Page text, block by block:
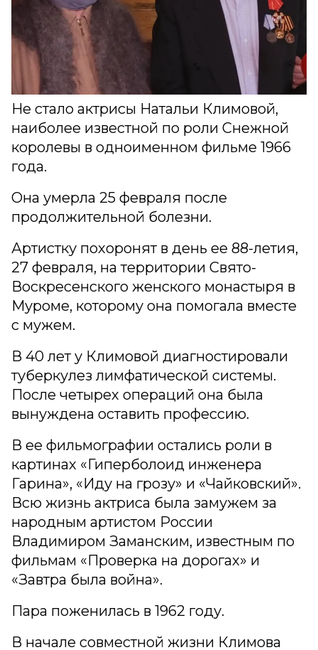
Не стало актрисы Натальи Климовой,
наиболее известной по роли Снежной
королевы в одноименном фильме 1966
года.
Она умерла 25 февраля после
продолжительной болезни.
Артистку похоронят в день ее 88-летия,
27 февраля, на территории Свято-
Воскресенского женского монастыря в
Муроме, которому она помогала вместе
с мужем.
В 40 лет у Климовой диагностировали
туберкулез лимфатической системы.
После четырех операций она была
вынуждена оставить профессию.
В ее фильмографии остались роли в
картинах «Гиперболоид инженера
Гарина», «Иду на грозу» и «Чайковский».
Всю жизнь актриса была замужем за
народным артистом России
Владимиром Заманским, известным по
фильмам «Проверка на дорогах» и
«Завтра была война».
Пара поженилась в 1962 году.
В начале совместной жизни Климова